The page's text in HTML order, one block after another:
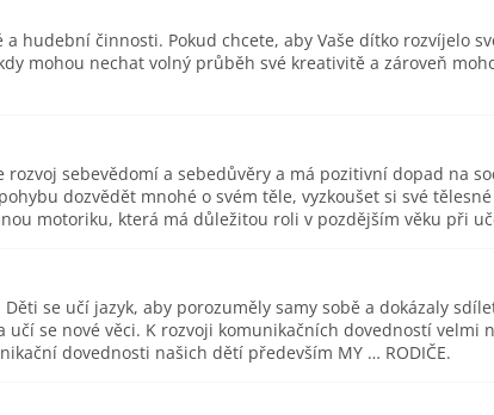
hudební činnosti. Pokud chcete, aby Vaše dítko rozvíjelo
mohou nechat volný průběh své kreativitě a zároveň
sebevědomí a sebedůvěry a má pozitivní dopad na
dozvědět mnohé o svém těle, vyzkoušet si své
motoriku, která má důležitou roli v pozdějším věku při
se učí jazyk, aby porozuměly samy sobě a dokázaly
se nové věci. K rozvoji komunikačních dovedností velmi
dovednosti našich dětí především MY … RODIČE.